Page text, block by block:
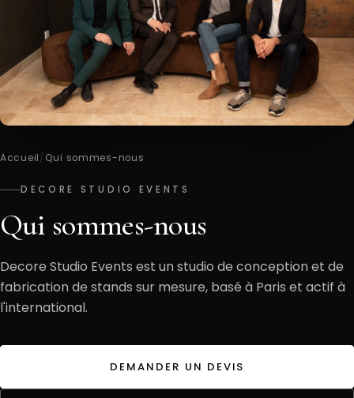
Accueil/ Qui sommes-nous
DECORE STUDIO EVENTS
Qui sommes-nous
Decore Studio Events est un studio de conception et de
fabrication de stands sur mesure, basé à Paris et actif à
l'international.
DEMANDER UN DEVIS